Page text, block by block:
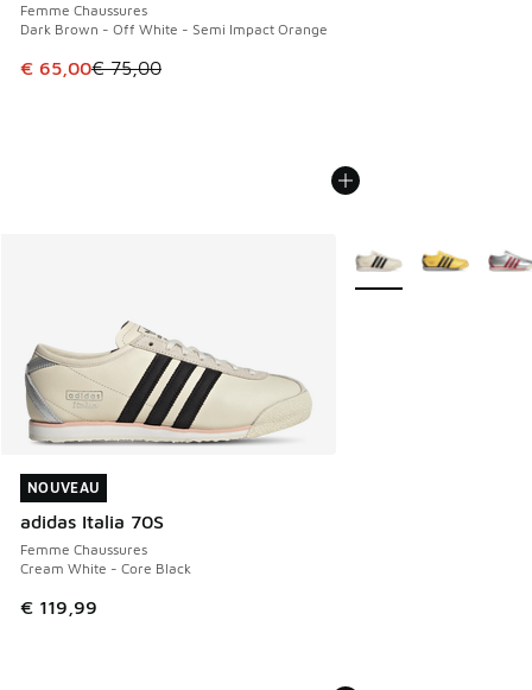
Femme Chaussures
Dark Brown - Off White - Semi Impact Orange
Cet article est en promotion. Prix en baisse de € 75,00 à
€ 65,00€ 75,00
NOUVEAU
adidas Italia 70S
Femme Chaussures
Cream White - Core Black
€ 119,99
NOUVEAU
Plus de couleurs